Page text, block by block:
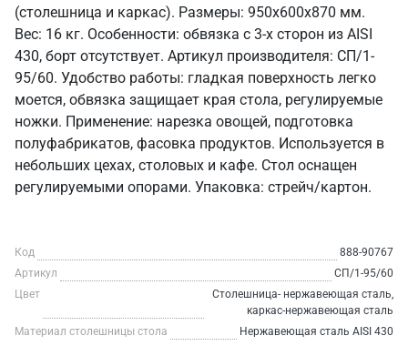
(столешница и каркас). Размеры: 950x600x870 мм.
Вес: 16 кг. Особенности: обвязка с 3-х сторон из AISI
430, борт отсутствует. Артикул производителя: СП/1-
95/60. Удобство работы: гладкая поверхность легко
моется, обвязка защищает края стола, регулируемые
ножки. Применение: нарезка овощей, подготовка
полуфабрикатов, фасовка продуктов. Используется в
небольших цехах, столовых и кафе. Стол оснащен
регулируемыми опорами. Упаковка: стрейч/картон.
Код
888-90767
Артикул
СП/1-95/60
Цвет
Столешница- нержавеющая сталь,
каркас-нержавеющая сталь
Материал столешницы стола
Нержавеющая сталь AISI 430